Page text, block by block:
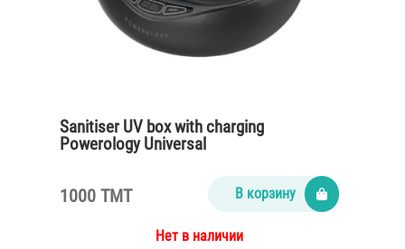
Sanitiser UV box with charging
Powerology Universal
1000 TMT В корзину
Нет в наличии